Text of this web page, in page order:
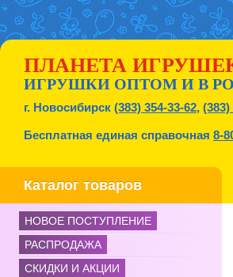
ПЛАНЕТА
ИГРУШКИ ОПТОМ И В
г. Новосибирск (383) 354-33-62, (383)
Бесплатная единая справочная 8-
Каталог товаров
НОВОЕ ПОСТУПЛЕНИЕ
РАСПРОДАЖА
СКИДКИ И АКЦИИ